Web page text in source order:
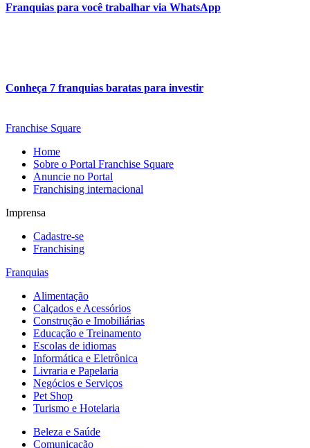
Franquias para você trabalhar via WhatsApp
Conheça 7 franquias baratas para investir
Franchise Square
Home
Sobre o Portal Franchise Square
Anuncie no Portal
Franchising internacional
Imprensa
Cadastre-se
Franchising
Franquias
Alimentação
Calçados e Acessórios
Construção e Imobiliárias
Educação e Treinamento
Escolas de idiomas
Informática e Eletrônica
Livraria e Papelaria
Negócios e Serviços
Pet Shop
Turismo e Hotelaria
Beleza e Saúde
Comunicação